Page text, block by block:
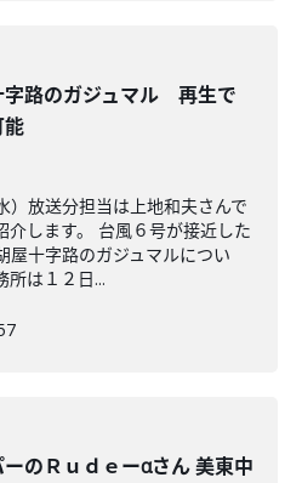
字路のガジュマル 再生で
能
）放送分担当は上地和夫さんで
介します。 台風６号が接近した
屋十字路のガジュマルについ
所は１２日...
ーのＲｕｄｅーαさん 美東中